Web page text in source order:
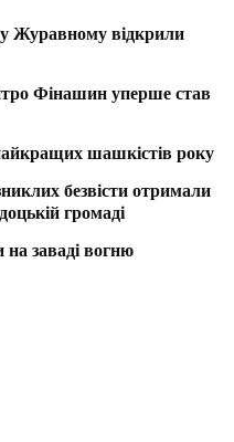
у Журавному відкрили
Фінашин уперше став
шашкістів року
безвісти отримали
громаді
заваді вогню